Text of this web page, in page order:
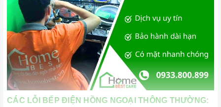
CÁC LỖI BẾP ĐIỆN HỒNG NGOẠI THÔNG THƯỜNG: